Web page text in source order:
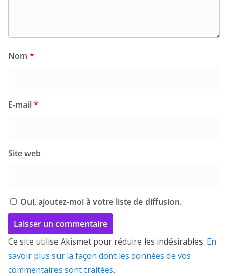
Nom *
E-mail*
Site web
Oui, ajoutez-moi à votre liste de diffusion.
Ce site utilise Akismet pour réduire les indésirables. En
savoir plus sur la façon dont les données de vos
commentaires sont traitées.